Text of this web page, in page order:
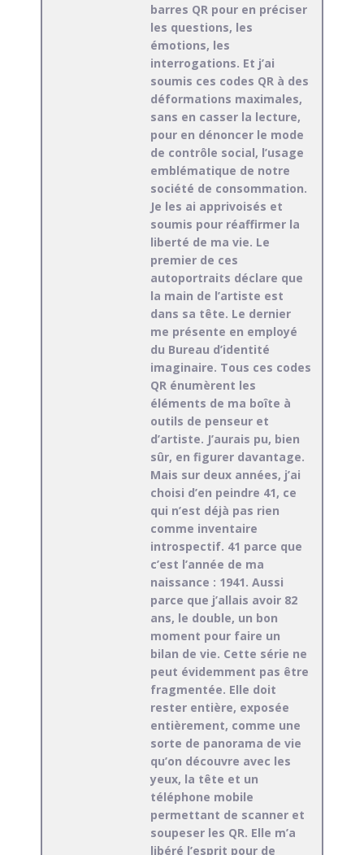
barres QR pour en préciser
les questions, les
émotions, les
interrogations. Et j’ai
soumis ces codes QR à des
déformations maximales,
sans en casser la lecture,
pour en dénoncer le mode
de contrôle social, l’usage
emblématique de notre
société de consommation.
Je les ai apprivoisés et
soumis pour réaffirmer la
liberté de ma vie. Le
premier de ces
autoportraits déclare que
la main de l’artiste est
dans sa tête. Le dernier
me présente en employé
du Bureau d’identité
imaginaire. Tous ces codes
QR énumèrent les
éléments de ma boîte à
outils de penseur et
d’artiste. J’aurais pu, bien
sûr, en figurer davantage.
Mais sur deux années, j’ai
choisi d’en peindre 41, ce
qui n’est déjà pas rien
comme inventaire
introspectif. 41 parce que
c’est l’année de ma
naissance : 1941. Aussi
parce que j’allais avoir 82
ans, le double, un bon
moment pour faire un
bilan de vie. Cette série ne
peut évidemment pas être
fragmentée. Elle doit
rester entière, exposée
entièrement, comme une
sorte de panorama de vie
qu’on découvre avec les
yeux, la tête et un
téléphone mobile
permettant de scanner et
soupeser les QR. Elle m’a
libéré l’esprit pour de